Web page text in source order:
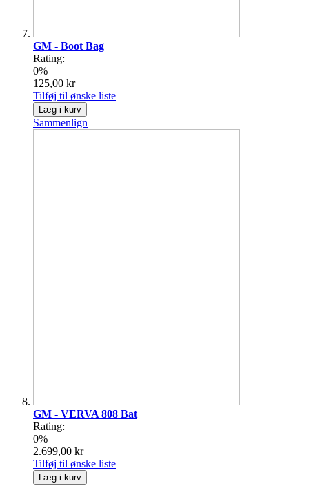
GM - Boot Bag
Rating:
0%
125,00 kr
Tilføj til ønske liste
Læg i kurv
Sammenlign
GM - VERVA 808 Bat
Rating:
0%
2.699,00 kr
Tilføj til ønske liste
Læg i kurv